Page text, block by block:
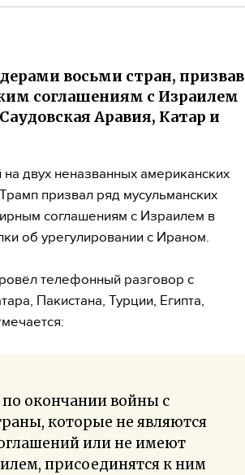
восьми стран, призвав
соглашениям с Израилем
Аравия, Катар и
двух неназванных американских
призвал ряд мусульманских
соглашениям с Израилем в
об урегулировании с Ираном.
телефонный разговор с
Пакистана, Турции, Египта,
окончании войны с
которые не являются
или не имеют
присоединятся к ним